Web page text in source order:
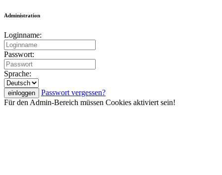
Administration
Loginname:
Passwort:
Sprache:
Passwort vergessen?
Für den Admin-Bereich müssen Cookies aktiviert sein!